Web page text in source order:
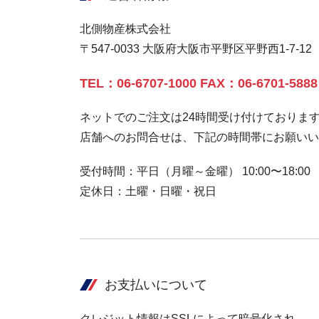
北側物産株式会社
〒547-0033 大阪府大阪市平野区平野西1-7-12
TEL：06-6707-1000 FAX：06-6701-5888
ネットでのご注文は24時間受け付けておりま
店舗へのお問合せは、下記の時間帯にお願い
受付時間：平日（月曜～金曜） 10:00〜18:00
定休日：土曜・日曜・祝日
お支払いについて